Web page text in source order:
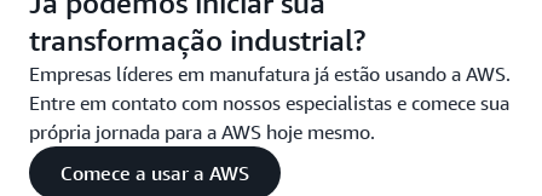
transformação industrial?
Empresas líderes em manufatura já estão usando a AWS.
Entre em contato com nossos especialistas e comece sua
própria jornada para a AWS hoje mesmo.
Comece a usar a AWS